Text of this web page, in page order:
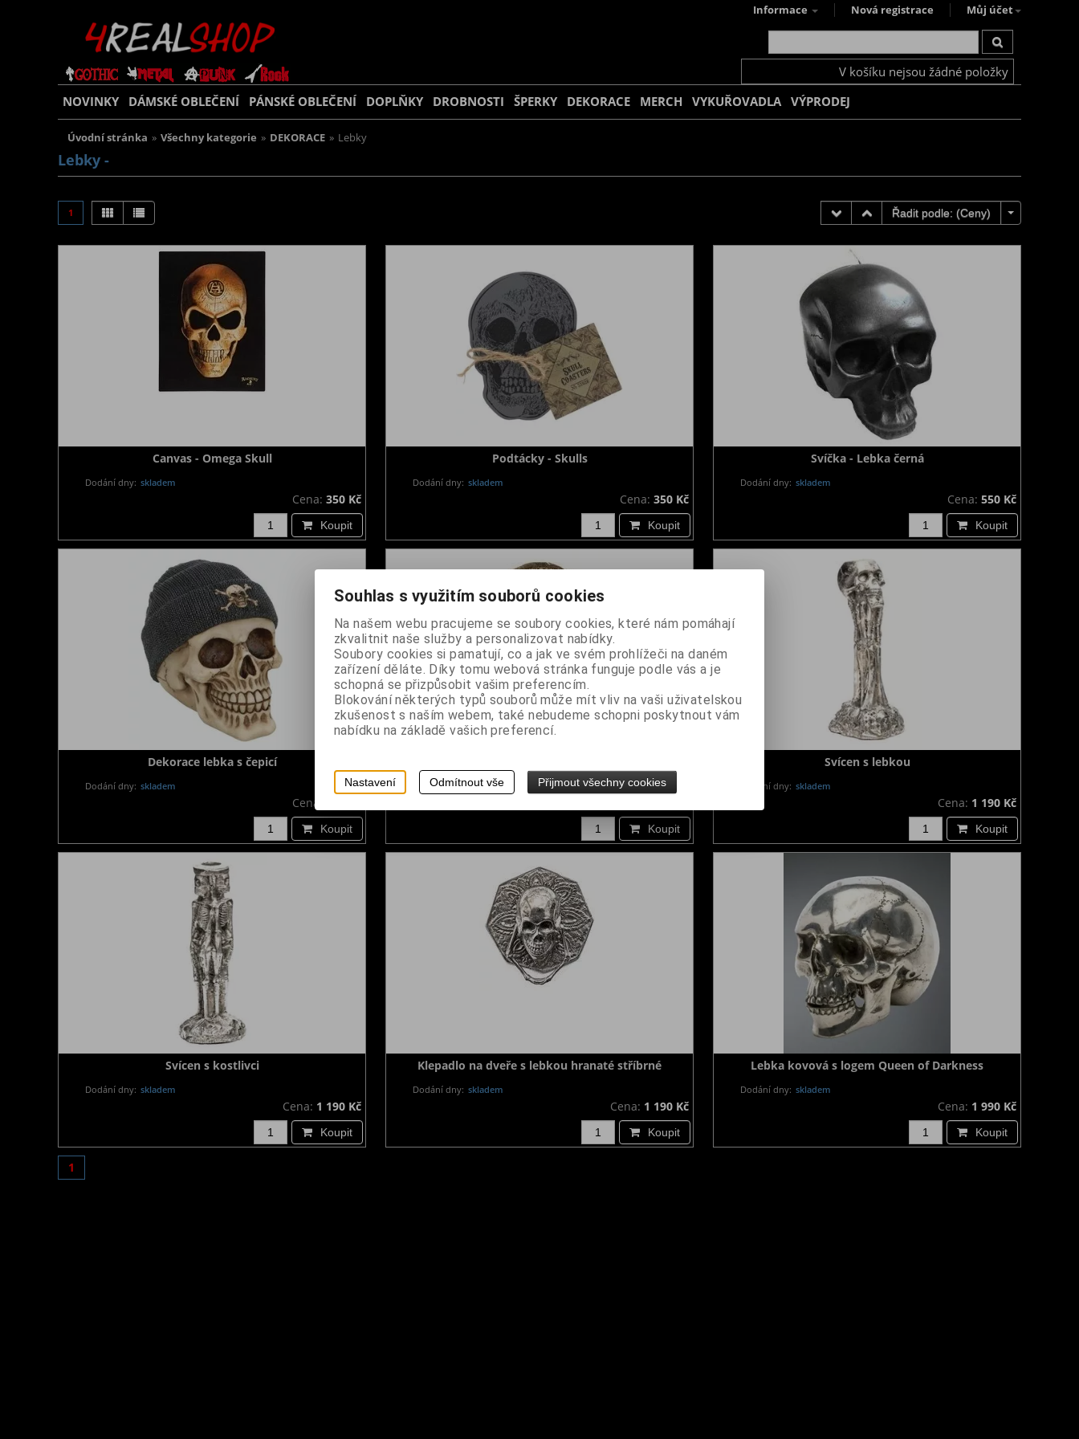
Informace Nová registrace Můj účet
V košíku nejsou žádné položky
NOVINKY DÁMSKÉ OBLEČENÍ PÁNSKÉ OBLEČENÍ DOPLŇKY DROBNOSTI ŠPERKY DEKORACE MERCH VYKUŘOVADLA VÝPRODEJ
Úvodní stránka » Všechny kategorie » DEKORACE » Lebky
Lebky -
1 Řadit podle: (Ceny)
Canvas - Omega Skull
Dodání dny: skladem
Cena: 350 Kč
Koupit
Podtácky - Skulls
Dodání dny: skladem
Cena: 350 Kč
Koupit
Svíčka - Lebka černá
Dodání dny: skladem
Cena: 550 Kč
Koupit
Dekorace lebka s čepicí
Dodání dny: skladem
Cena:
Koupit
Dodání dny: skladem
Koupit
Svícen s lebkou
Dodání dny: skladem
Cena: 1 190 Kč
Koupit
Svícen s kostlivci
Dodání dny: skladem
Cena: 1 190 Kč
Koupit
Klepadlo na dveře s lebkou hranaté stříbrné
Dodání dny: skladem
Cena: 1 190 Kč
Koupit
Lebka kovová s logem Queen of Darkness
Dodání dny: skladem
Cena: 1 990 Kč
Koupit
1
Souhlas s využitím souborů cookies
Na našem webu pracujeme se soubory cookies, které nám pomáhají
zkvalitnit naše služby a personalizovat nabídky.
Soubory cookies si pamatují, co a jak ve svém prohlížeči na daném
zařízení děláte. Díky tomu webová stránka funguje podle vás a je
schopná se přizpůsobit vašim preferencím.
Blokování některých typů souborů může mít vliv na vaši uživatelskou
zkušenost s naším webem, také nebudeme schopni poskytnout vám
nabídku na základě vašich preferencí.
Nastavení Odmítnout vše Přijmout všechny cookies